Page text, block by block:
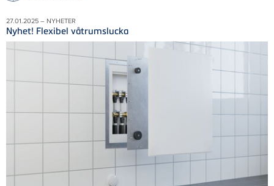
27.01.2025 – NYHETER
Nyhet! Flexibel våtrumslucka